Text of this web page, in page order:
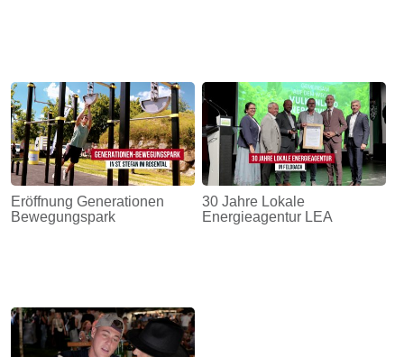
Eröffnung Generationen
Bewegungspark
30 Jahre Lokale
Energieagentur LEA